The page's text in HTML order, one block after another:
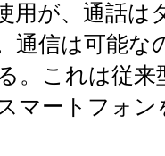
用が、通話は
通信は可能な
。これは従
マートフォ